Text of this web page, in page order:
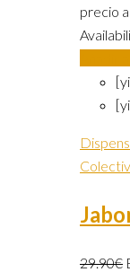
precio
29.90€